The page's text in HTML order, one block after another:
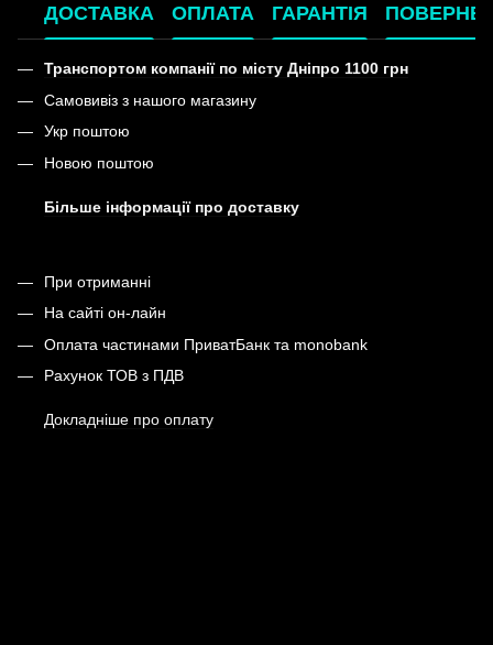
ДОСТАВКА ОПЛАТА ГАРАНТІЯ
Транспортом компанії по місту Дніпро 1100 грн
Самовивіз з нашого магазину
Укр поштою
Новою поштою
Більше інформації про доставку
При отриманні
На сайті он-лайн
Оплата частинами ПриватБанк та monobank
Рахунок ТОВ з ПДВ
Докладніше про оплату